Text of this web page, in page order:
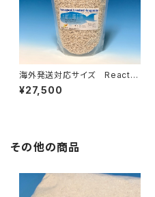
海外発送対応サイズ Reactor
media【Yonaguni Crushed
Aragonite / size-M / 15kg】
¥27,500
その他の商品